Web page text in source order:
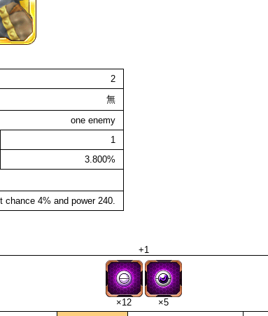
2
無
one enemy
1
3.800%
4% and power 240.
+1
×12
×5